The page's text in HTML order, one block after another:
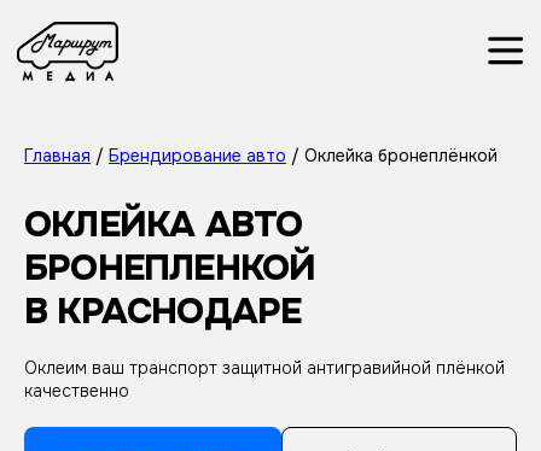
Главная / Брендирование авто / Оклейка бронеплёнкой
ОКЛЕЙКА АВТО
БРОНЕПЛЕНКОЙ
В КРАСНОДАРЕ
Оклеим ваш транспорт защитной антигравийной плёнкой
качественно